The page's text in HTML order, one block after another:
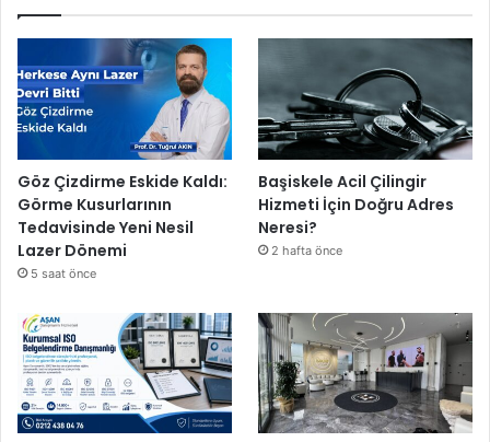
Göz Çizdirme Eskide Kaldı:
Görme Kusurlarının
Tedavisinde Yeni Nesil
Lazer Dönemi
5 saat önce
Başiskele Acil Çilingir
Hizmeti İçin Doğru Adres
Neresi?
2 hafta önce